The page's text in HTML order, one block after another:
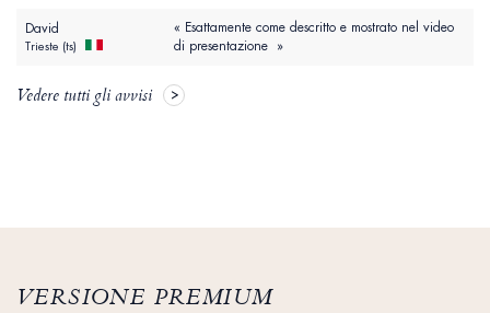
David
Trieste (ts)
« Esattamente come descritto e mostrato nel video
di presentazione »
Vedere tutti gli avvisi
VERSIONE PREMIUM